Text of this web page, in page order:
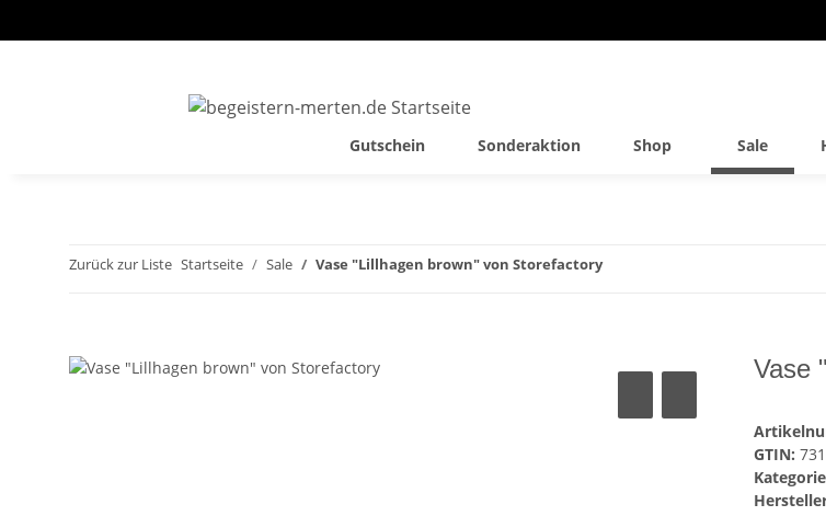
Gutschein Sonderaktion Shop Sale
Zurück zur Liste Startseite Sale Vase "Lillhagen brown" von Storefactory
Vase
GTIN: